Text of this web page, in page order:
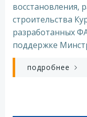
восстановления,
строительства
разработанных
поддержке
подробнее